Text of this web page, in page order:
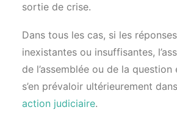
sortie de crise.
Dans tous les cas, si les
inexistantes ou insuffisantes,
de l’assemblée ou de la
s’en prévaloir ultérieurement
action judiciaire.